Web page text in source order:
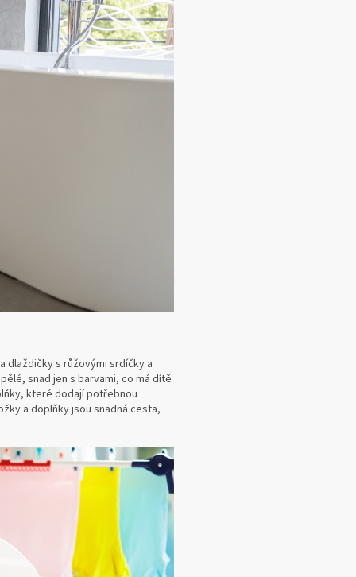
dlaždičky s růžovými srdíčky a
snad jen s barvami, co má dítě
které dodají potřebnou
a doplňky jsou snadná cesta,